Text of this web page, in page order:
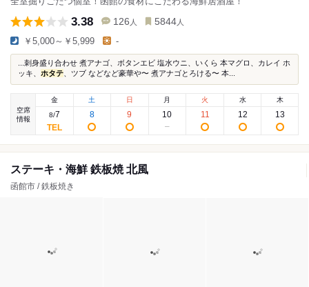
3.38 126 人 5844 人
￥5,000～￥5,999 -
...刺身盛り合わせ 煮アナゴ、ボタンエビ 塩水ウニ、いくら 本マグロ、カレイ ホ
ッキ、 ホタテ 、ツブ などなど豪華や〜 煮アナゴとろける〜 本...
空席
情報
金
8/7
土
8
日
9
月
10
火
11
水
12
木
13
ステーキ・海鮮 鉄板焼 北風
函館市 / 鉄板焼き